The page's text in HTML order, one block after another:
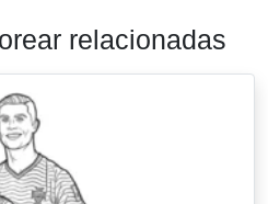
relacionadas